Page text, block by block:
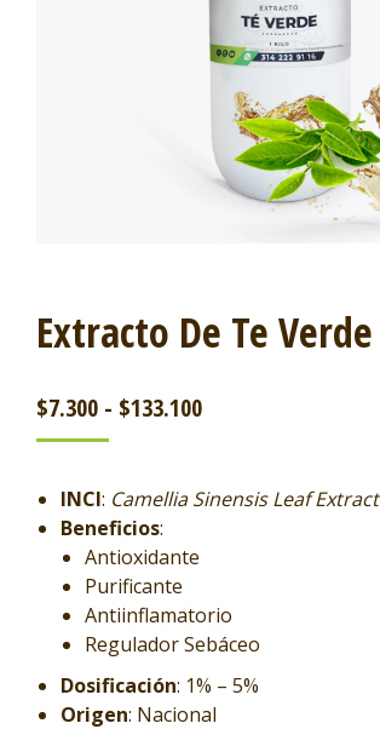
Extracto De Te Verde
$7.300 - $133.100
INCI: Camellia Sinensis Leaf Extract
Beneficios:
Antioxidante
Purificante
Antiinflamatorio
Regulador Sebáceo
Dosificación: 1% – 5%
Origen: Nacional